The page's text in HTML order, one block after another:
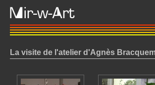
La visite de l'atelier d'Agnès